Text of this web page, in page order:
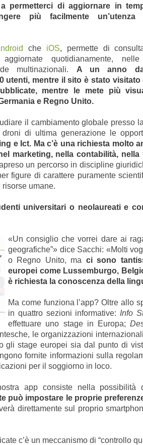
permetterci di aggiornare in
più facilmente un’utenza
che iOS, permette di
quotidianamente, nelle
multinazionali. A un anno
utenti, mentre il sito è stato visitato
mentre le mete più
e Regno Unito.
il cambiamento globale presso
di ultima generazione le
e Ict. Ma c’è una richiesta molto
marketing, nella contabilità,
un percorso in discipline
figure di carattere puramente
umane.
universitari o neolaureati e
«Un consiglio che vorrei dare ai
geografiche”» dice Sacchi: «Molti
o Regno Unito, ma ci sono
europei come Lussemburgo,
è richiesta la conoscenza della
Ma come funziona l’app? Oltre allo
in quattro sezioni informative: Info
effettuare uno stage in Europa;
le organizzazioni
gli stage europei sia dal punto di
fornite informazioni sulla
per il soggiorno in loco.
appconsiste nella possibilità
può impostare le proprie
direttamente sul proprio
c’è un meccanismo di “controllo